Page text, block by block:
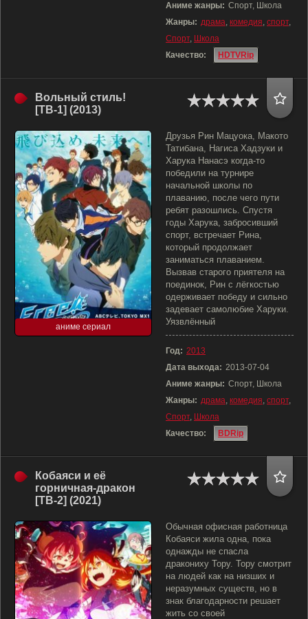
Аниме жанры: Спорт, Школа
Жанры: драма, комедия, спорт,
Спорт, Школа
Качество:
HDTVRip
Вольный стиль!
[ТВ-1] (2013)
аниме сериал
Друзья Рин Мацуока, Макото
Татибана, Нагиса Хадзуки и
Харука Нанасэ когда-то
победили на турнире
начальной школы по
плаванию, после чего пути
ребят разошлись. Спустя
годы Харука, забросивший
спорт, встречает Рина,
который продолжает
заниматься плаванием.
Вызвав старого приятеля на
поединок, Рин с лёгкостью
одерживает победу и сильно
задевает самолюбие Харуки.
Уязвлённый
Год: 2013
Дата выхода: 2013-07-04
Аниме жанры: Спорт, Школа
Жанры: драма, комедия, спорт,
Спорт, Школа
Качество:
BDRip
Кобаяси и её
горничная-дракон
[ТВ-2] (2021)
Обычная офисная работница
Кобаяси жила одна, пока
однажды не спасла
дракониху Тору. Тору смотрит
на людей как на низших и
неразумных существ, но в
знак благодарности решает
жить со своей